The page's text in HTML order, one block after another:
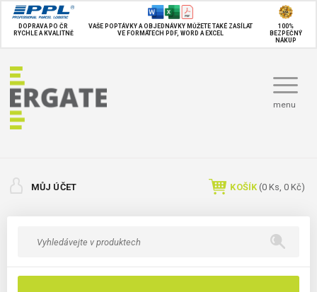
DOPRAVA PO ČR
RYCHLE A KVALITNĚ
VAŠE POPTÁVKY A OBJEDNÁVKY MŮŽETE TAKÉ ZASÍLAT
VE FORMÁTECH PDF, WORD A EXCEL
100%
BEZPEČNÝ
NÁKUP
menu
MŮJ ÚČET KOŠÍK (0 Ks, 0 Kč)